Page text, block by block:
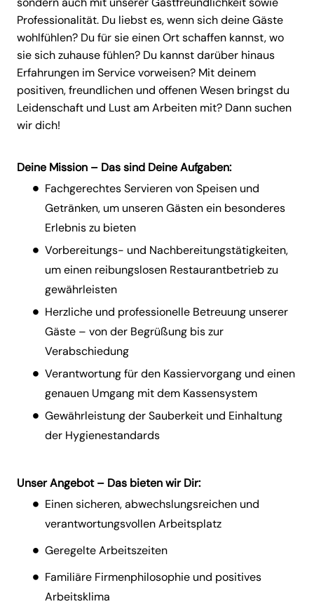
Professionalität. Du liebst es, wenn sich deine Gäste
wohlfühlen? Du für sie einen Ort schaffen kannst, wo
sie sich zuhause fühlen? Du kannst darüber hinaus
Erfahrungen im Service vorweisen? Mit deinem
positiven, freundlichen und offenen Wesen bringst du
Leidenschaft und Lust am Arbeiten mit? Dann suchen
wir dich!
Deine Mission – Das sind Deine Aufgaben:
Fachgerechtes Servieren von Speisen und
Getränken, um unseren Gästen ein besonderes
Erlebnis zu bieten
Vorbereitungs- und Nachbereitungstätigkeiten,
um einen reibungslosen Restaurantbetrieb zu
gewährleisten
Herzliche und professionelle Betreuung unserer
Gäste – von der Begrüßung bis zur
Verabschiedung
Verantwortung für den Kassiervorgang und einen
genauen Umgang mit dem Kassensystem
Gewährleistung der Sauberkeit und Einhaltung
der Hygienestandards
Unser Angebot – Das bieten wir Dir:
Einen sicheren, abwechslungsreichen und
verantwortungsvollen Arbeitsplatz
Geregelte Arbeitszeiten
Familiäre Firmenphilosophie und positives
Arbeitsklima